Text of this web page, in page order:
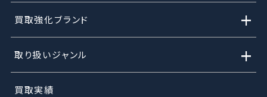
買取強化ブランド +
取り扱いジャンル +
買取実績